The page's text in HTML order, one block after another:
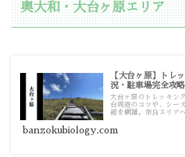
奥大和・大台ヶ原エリア
【大台ヶ原】トレ
況・駐車場完全攻
大台ヶ原のトレッキン
台周遊のコツや、シー
報を網羅。奈良エリア
banzokubiology.com